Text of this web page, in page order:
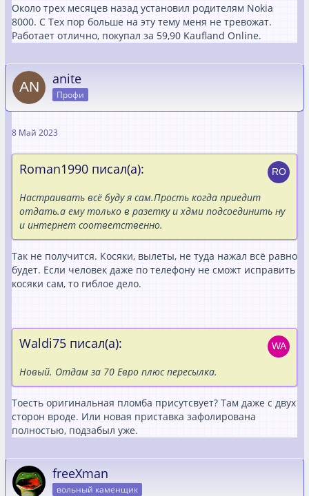
Около трех месяцев назад установил родителям Nokia
8000. С Тех пор больше на эту тему меня не тревожат.
Работает отлично, покупал за 59,90 Kaufland Online.
anite
Профи
8 Май 2023
Roman1990 писал(а):
Настраивать всё буду я сам.Прость когда приедит
отдать.а ему только в разетку и хдми подсоединить ну
и интернет соответственно.
Так не получится. Косяки, вылеты, не туда нажал всё равно
будет. Если человек даже по телефону не сможт исправить
косяки сам, то гиблое дело.
Waldi75 писал(а):
Новый. Отдам за 70 Евро плюс пересылка.
Тоесть оригинальная пломба присутсвует? Там даже с двух
сторон вроде. Или новая приставка зафолирована
полностью, подзабыл уже.
freeXman
вольный каменщик